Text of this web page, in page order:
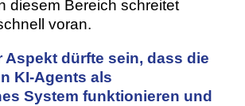
diesem Bereich schreitet
voran.
Aspekt dürfte sein, dass die
KI-Agents als
System funktionieren und